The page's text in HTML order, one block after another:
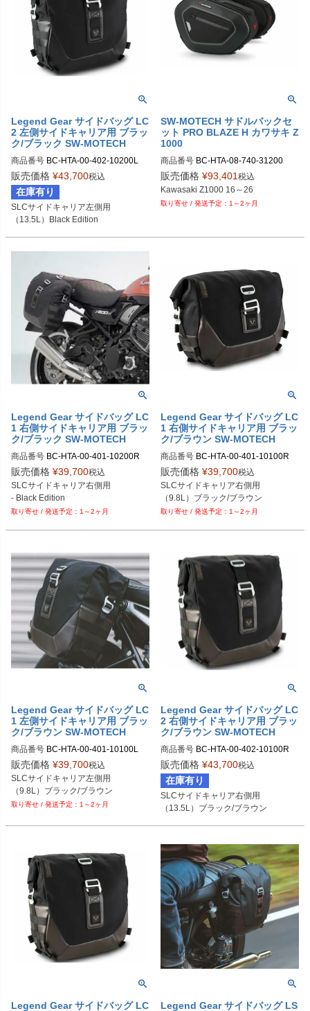
Legend Gear サイドバッグ LC
2 左側サイドキャリア用 ブラッ
ク/ブラック SW-MOTECH
商品番号 BC-HTA-00-402-10200L
BC.HTA.00.402.10200L
販売価格 ¥43,700税込
在庫有り
SLCサイドキャリア左側用
（13.5L）Black Edition
SW-MOTECH サドルバックセ
ット PRO BLAZE H カワサキ Z
1000
商品番号 BC-HTA-08-740-31200
BC.HTA.08.740.31200
販売価格 ¥93,401 税込
Kawasaki Z1000 16～26
1～2ヶ月
Legend Gear サイドバッグ LC
1 右側サイドキャリア用 ブラッ
ク/ブラック SW-MOTECH
商品番号 BC-HTA-00-401-10200R
BC.HTA.00.401.10200R
旧型番：SW4052572045633
販売価格 ¥39,700税込
SLCサイドキャリア右側用
- Black Edition
1～2ヶ月
Legend Gear サイドバッグ LC
1 右側サイドキャリア用 ブラッ
ク/ブラウン SW-MOTECH
商品番号 BC-HTA-00-401-10100R
BC.HTA.00.401.10100R
旧型番：SW4052572034194
販売価格 ¥39,700税込
SLCサイドキャリア右側用
（9.8L）ブラック/ブラウン
1～2ヶ月
Legend Gear サイドバッグ LC
1 左側サイドキャリア用 ブラッ
ク/ブラウン SW-MOTECH
商品番号 BC-HTA-00-401-10100L
BC.HTA.00.401.10100L
販売価格 ¥39,700税込
SLCサイドキャリア左側用
（9.8L）ブラック/ブラウン
1～2ヶ月
Legend Gear サイドバッグ LC
2 右側サイドキャリア用 ブラッ
ク/ブラウン SW-MOTECH
商品番号 BC-HTA-00-402-10100R
BC.HTA.00.402.10100R
販売価格 ¥43,700税込
在庫有り
SLCサイドキャリア右側用
（13.5L）ブラック/ブラウン
Legend Gear サイドバッグ LC
Legend Gear サイドバッグ LS